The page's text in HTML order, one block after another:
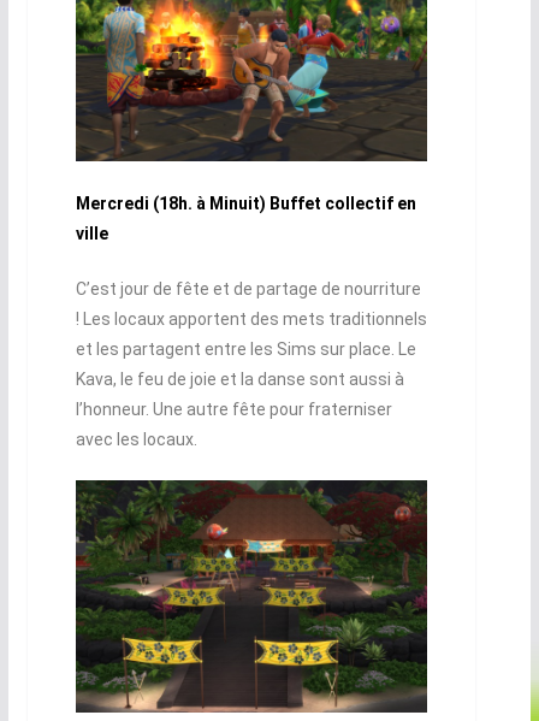
Mercredi (18h. à Minuit) Buffet collectif en
ville
C’est jour de fête et de partage de nourriture
! Les locaux apportent des mets traditionnels
et les partagent entre les Sims sur place. Le
Kava, le feu de joie et la danse sont aussi à
l’honneur. Une autre fête pour fraterniser
avec les locaux.